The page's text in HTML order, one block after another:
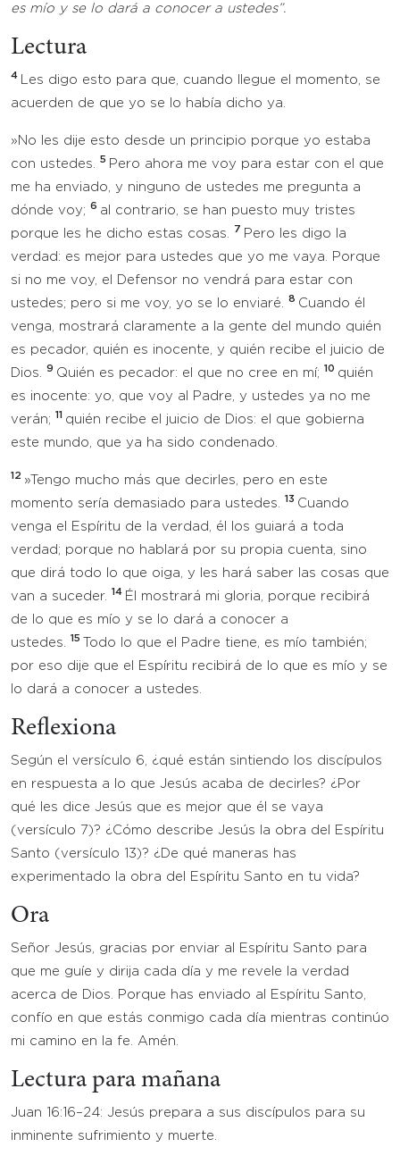
es mío y se lo dará a conocer a ustedes”.
Lectura
4
Les digo esto para que, cuando llegue el momento, se
acuerden de que yo se lo había dicho ya.
»No les dije esto desde un principio porque yo estaba
con ustedes.
5 Pero ahora me voy para estar con el que
me ha enviado, y ninguno de ustedes me pregunta a
dónde voy; 6 al contrario, se han puesto muy tristes
porque les he dicho estas cosas.
7 Pero les digo la
verdad: es mejor para ustedes que yo me vaya. Porque
si no me voy, el Defensor no vendrá para estar con
ustedes; pero si me voy, yo se lo enviaré.
8 Cuando él
venga, mostrará claramente a la gente del mundo quién
es pecador, quién es inocente, y quién recibe el juicio de
Dios.
9 Quién es pecador: el que no cree en mí; 10 quién
es inocente: yo, que voy al Padre, y ustedes ya no me
verán; 11 quién recibe el juicio de Dios: el que gobierna
este mundo, que ya ha sido condenado.
12 »Tengo mucho más que decirles, pero en este
momento sería demasiado para ustedes.
13 Cuando
venga el Espíritu de la verdad, él los guiará a toda
verdad; porque no hablará por su propia cuenta, sino
que dirá todo lo que oiga, y les hará saber las cosas que
van a suceder.
14 Él mostrará mi gloria, porque recibirá
de lo que es mío y se lo dará a conocer a
ustedes.
15
Todo lo que el Padre tiene, es mío también;
por eso dije que el Espíritu recibirá de lo que es mío y se
lo dará a conocer a ustedes.
Reflexiona
Según el versículo 6, ¿qué están sintiendo los discípulos
en respuesta a lo que Jesús acaba de decirles? ¿Por
qué les dice Jesús que es mejor que él se vaya
(versículo 7)? ¿Cómo describe Jesús la obra del Espíritu
Santo (versículo 13)? ¿De qué maneras has
experimentado la obra del Espíritu Santo en tu vida?
Ora
Señor Jesús, gracias por enviar al Espíritu Santo para
que me guíe y dirija cada día y me revele la verdad
acerca de Dios. Porque has enviado al Espíritu Santo,
confío en que estás conmigo cada día mientras continúo
mi camino en la fe. Amén.
Lectura para mañana
Juan 16:16–24: Jesús prepara a sus discípulos para su
inminente sufrimiento y muerte.